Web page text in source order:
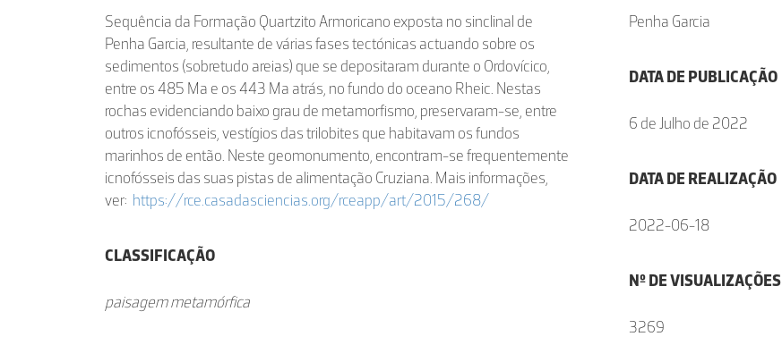
Sequência da Formação Quartzito Armoricano exposta no sinclinal de
Penha Garcia, resultante de várias fases tectónicas actuando sobre os
sedimentos (sobretudo areias) que se depositaram durante o Ordovícico,
entre os 485 Ma e os 443 Ma atrás, no fundo do oceano Rheic. Nestas
rochas evidenciando baixo grau de metamorfismo, preservaram-se, entre
outros icnofósseis, vestígios das trilobites que habitavam os fundos
marinhos de então. Neste geomonumento, encontram-se frequentemente
icnofósseis das suas pistas de alimentação Cruziana. Mais informações,
ver: https://rce.casadasciencias.org/rceapp/art/2015/268/
CLASSIFICAÇÃO
paisagem metamórfica
Penha Garcia
DATA DE PUBLICAÇÃO
6 de Julho de 2022
DATA DE REALIZAÇÃO
2022-06-18
Nº DE VISUALIZAÇÕES
3269